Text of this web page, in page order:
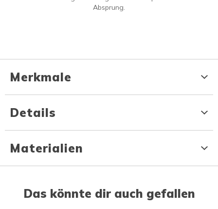
Absprung.
Merkmale
Details
Materialien
Das könnte dir auch gefallen